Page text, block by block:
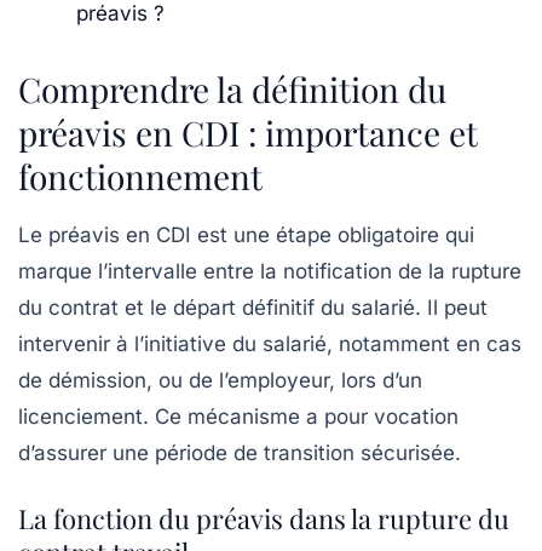
préavis ?
Comprendre la définition du
préavis en CDI : importance et
fonctionnement
Le préavis en CDI est une étape obligatoire qui
marque l’intervalle entre la notification de la rupture
du contrat et le départ définitif du salarié. Il peut
intervenir à l’initiative du salarié, notamment en cas
de démission, ou de l’employeur, lors d’un
licenciement. Ce mécanisme a pour vocation
d’assurer une période de transition sécurisée.
La fonction du préavis dans la rupture du